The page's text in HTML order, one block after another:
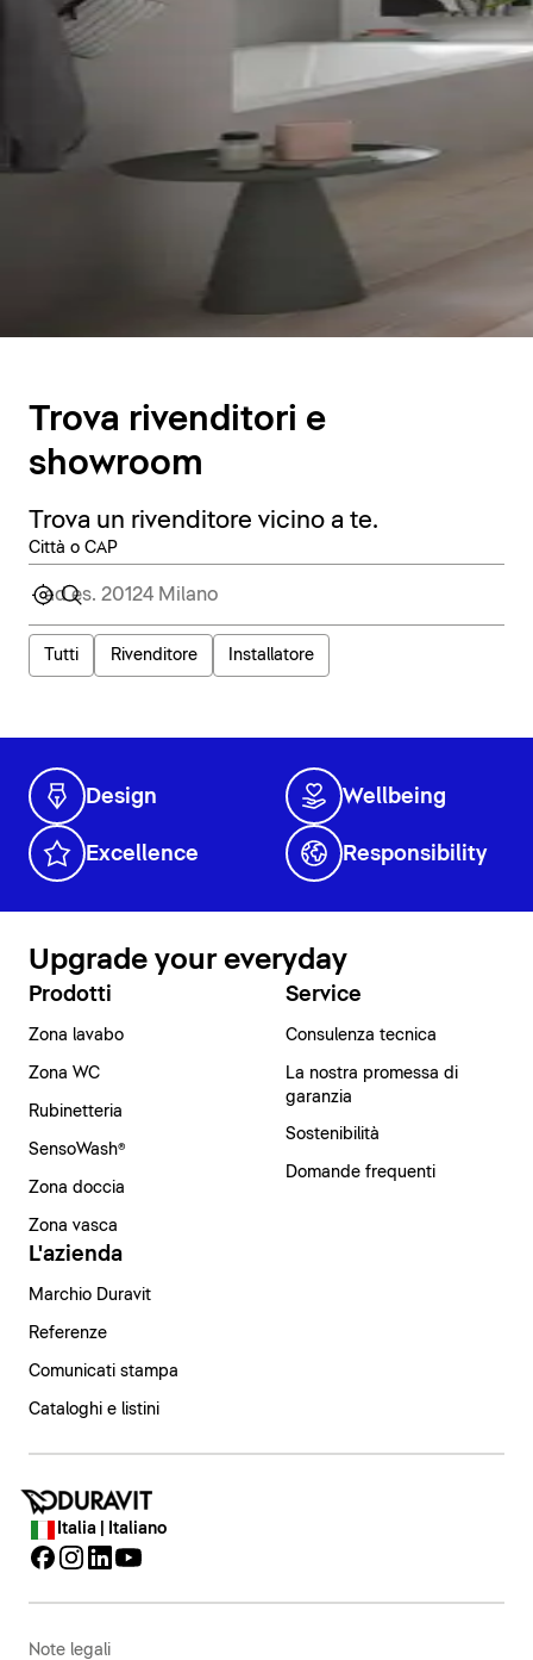
Trova rivenditori e
showroom
Trova un rivenditore vicino a te.
Città o CAP
Tutti Rivenditore Installatore
Design Wellbeing
Excellence Responsibility
Upgrade your everyday
Prodotti
Zona lavabo
Zona WC
Rubinetteria
SensoWash®
Zona doccia
Zona vasca
Service
Consulenza tecnica
La nostra promessa di
garanzia
Sostenibilità
Domande frequenti
L'azienda
Marchio Duravit
Referenze
Comunicati stampa
Cataloghi e listini
Italia | Italiano
Note legali